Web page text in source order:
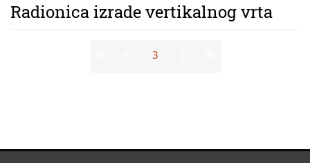
Radionica izrade vertikalnog vrta
3